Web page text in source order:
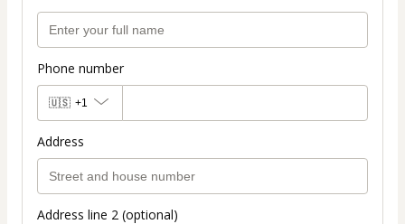
Phone number
🇺🇸 +1
Address
Address line 2 (optional)